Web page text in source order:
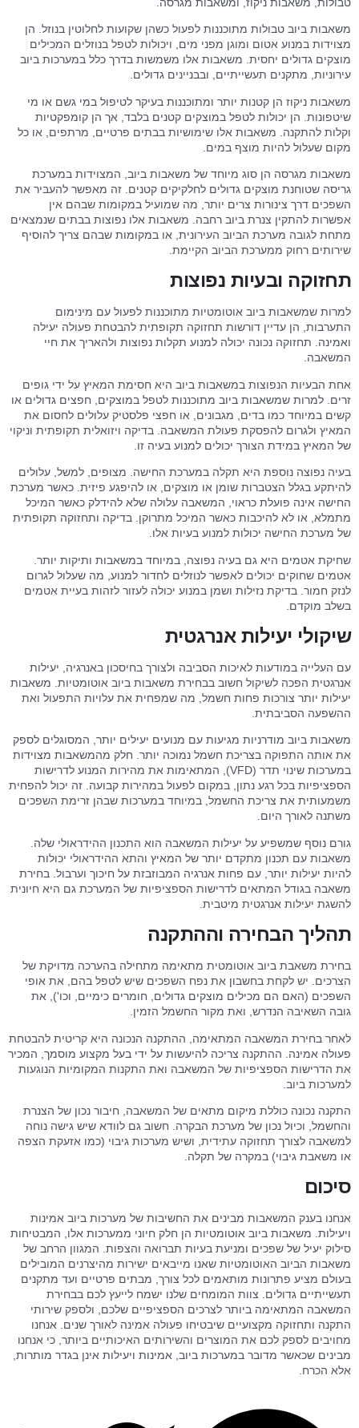
משאבות ביוב טבולות מתוכננות לפעול כשהן שקועות לחלוטין בנוזל. הן
מצוידות במנוע אטום ומוגן מפני מים, ויכולות לטפל בנוזלים המכילים
מוצקים גדולים יחסית. משאבות אלו משמשות בדרך כלל במערכות ביוב
עירוניות, מתקנים תעשייתיים, ובבניינים גדולים.
משאבות ניקוז הן קטנות יותר ומתוכננות בעיקר לטיפול במי גשם או מי
שיטפונות. הן יכולות לטפל במוצקים קטנים בלבד, אך הן קומפקטיות
וקלות להתקנה. משאבות אלו שימושיות בבתים פרטיים, מרתפים, או כל
מקום שעלול להיות מוצף במים.
משאבות מגרסה הן סוג מיוחד של משאבות ביוב, המצוידות במערכת
גריסה שטוחנת מוצקים גדולים לחלקיקים קטנים. זה מאפשר להעביר את
השפכים דרך צינורות צרים יותר, מה שמועיל במקומות שבהם אין
אפשרות להתקין צנרת ביוב רחבה. משאבות אלו נפוצות בבתים שנמצאים
מתחת לגובה מערכת הביוב העירונית, או במקומות שבהם צריך להוסיף
שירותים רחוק ממערכת הביוב הקיימת.
תחזוקה ובעיות נפוצות
למרות שמשאבות ביוב אוטומטיות מתוכננות לפעול עם מינימום
התערבות, הן עדיין דורשות תחזוקה תקופתית להבטחת פעולה יעילה
ואמינה. תחזוקה נכונה יכולה למנוע תקלות נפוצות ולהאריך את חיי
המשאבה.
אחת הבעיות הנפוצות במשאבות ביוב היא חסימת המאיץ על ידי גופים
זרים. למרות שמשאבות ביוב מתוכננות לטפל במוצקים, חפצים גדולים או
קשים במיוחד כמו בדים, מגבונים, או חפצי פלסטיק עלולים לחסום את
המאיץ ולגרום להפסקת פעולת המשאבה. בדיקה ויזואלית תקופתית וניקוי
של המאיץ במידת הצורך יכולים למנוע בעיה זו.
בעיה נפוצה נוספת היא תקלה במערכת החישה. מצופים, למשל, עלולים
להיתקע בגלל הצטברות שומן או מוצקים, או להיפגע פיזית. כאשר מערכת
החישה אינה פועלת כראוי, המשאבה עלולה שלא להידלק כאשר המיכל
מתמלא, או לא להיכבות כאשר המיכל מתרוקן. בדיקה ותחזוקה תקופתית
של מערכת החישה יכולות למנוע בעיות אלו.
שחיקת אטמים היא גם בעיה נפוצה, במיוחד במשאבות ותיקות יותר.
אטמים שחוקים יכולים לאפשר לנוזלים לחדור למנוע, מה שעלול לגרום
לנזק חמור. בדיקת נזילות ושמן במנוע יכולה לעזור לזהות בעיית אטמים
בשלב מוקדם.
שיקולי יעילות אנרגטית
עם העלייה במודעות לאיכות הסביבה ולצורך בחיסכון באנרגיה, יעילות
אנרגטית הפכה לשיקול חשוב בבחירת משאבות ביוב אוטומטיות. משאבות
יעילות יותר צורכות פחות חשמל, מה שמפחית את עלויות התפעול ואת
ההשפעה הסביבתית.
משאבות ביוב מודרניות מגיעות עם מנועים יעילים יותר, המסוגלים לספק
את אותה התפוקה בצריכת חשמל נמוכה יותר. חלק מהמשאבות מצוידות
במערכות שינוי תדר (VFD), המתאימות את מהירות המנוע לדרישות
הספציפיות בכל רגע נתון, במקום לפעול במהירות קבועה. זה יכול להפחית
משמעותית את צריכת החשמל, במיוחד במערכות שבהן זרימת השפכים
משתנה לאורך היום.
גורם נוסף שמשפיע על יעילות המשאבה הוא התכנון ההידראולי שלה.
משאבות עם תכנון מתקדם יותר של המאיץ והתא ההידראולי יכולות
להיות יעילות יותר, עם פחות אנרגיה המבוזבזת על חיכוך וערבול. בחירת
משאבה בגודל המתאים לדרישות הספציפיות של המערכת גם היא חיונית
להשגת יעילות אנרגטית מיטבית.
תהליך הבחירה וההתקנה
בחירת משאבת ביוב אוטומטית מתאימה מתחילה בהערכה מדויקת של
הצרכים. יש לקחת בחשבון את נפח השפכים שיש לטפל בהם, את אופי
השפכים (האם הם מכילים מוצקים גדולים, חומרים כימיים, וכו'), את
גובה השאיבה הנדרש, ואת מקור החשמל הזמין.
לאחר בחירת המשאבה המתאימה, ההתקנה הנכונה היא קריטית להבטחת
פעולה אמינה. ההתקנה צריכה להיעשות על ידי בעל מקצוע מוסמך, המכיר
את הדרישות הספציפיות של המשאבה ואת התקנות המקומיות הנוגעות
למערכות ביוב.
התקנה נכונה כוללת מיקום מתאים של המשאבה, חיבור נכון של הצנרת
והחשמל, וכיול נכון של מערכת הבקרה. חשוב גם לוודא שיש גישה נוחה
למשאבה לצורך תחזוקה עתידית, ושיש מערכות גיבוי (כמו אזעקת הצפה
או משאבת גיבוי) במקרה של תקלה.
סיכום
אנחנו בענק המשאבות מבינים את החשיבות של מערכות ביוב אמינות
ויעילות. משאבות ביוב אוטומטיות הן חלק חיוני ממערכות אלו, המבטיחות
סילוק יעיל של שפכים ומניעת בעיות תברואה והצפות. המגוון הרחב של
משאבות הביוב האוטומטיות שאנו מייבאים ישירות מהיצרנים המובילים
בעולם מציע פתרונות מותאמים לכל צורך, מבתים פרטיים ועד מתקנים
תעשייתיים גדולים. צוות המומחים שלנו ישמח לייעץ לכם בבחירת
המשאבה המתאימה ביותר לצרכים הספציפיים שלכם, ולספק שירותי
התקנה ותחזוקה מקצועיים שיבטיחו פעולה אמינה לאורך שנים. אנחנו
מחויבים לספק לכם את המוצרים והשירותים האיכותיים ביותר, כי אנחנו
מבינים שכאשר מדובר במערכות ביוב, אמינות ויעילות אינן בגדר מותרות,
אלא הכרח.